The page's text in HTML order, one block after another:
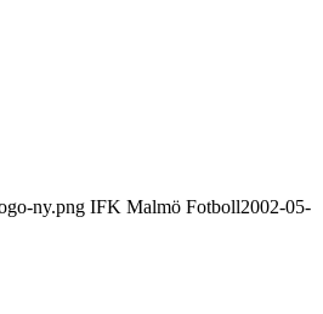
ny.png IFK Malmö Fotboll2002-05-